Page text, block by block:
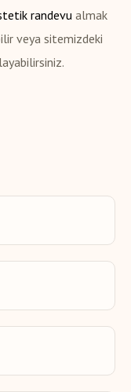
randevualmak
veya sitemizdeki